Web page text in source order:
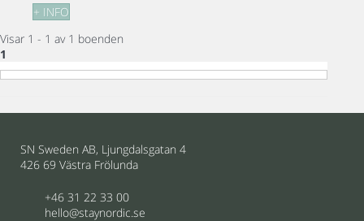
+ INFO
Visar 1 - 1 av 1 boenden
1
SN Sweden AB, Ljungdalsgatan 4
426 69 Västra Frölunda
+46 31 22 33 00
hello@staynordic.se